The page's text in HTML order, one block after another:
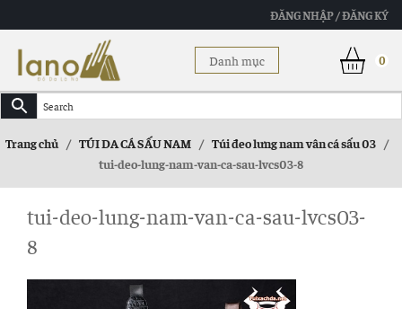
ĐĂNG NHẬP / ĐĂNG KÝ
Danh mục 0
Trang chủ / TÚI DA CÁ SẤU NAM / Túi đeo lưng nam vân cá sấu 03 /
tui-deo-lung-nam-van-ca-sau-lvcs03-8
tui-deo-lung-nam-van-ca-sau-lvcs03-
8